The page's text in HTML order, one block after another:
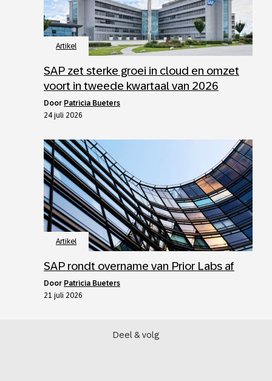
Artikel
SAP zet sterke groei in cloud en omzet
voort in tweede kwartaal van 2026
door Patricia Bueters
24 juli 2026
Artikel
SAP rondt overname van Prior Labs af
door Patricia Bueters
21 juli 2026
Deel & volg